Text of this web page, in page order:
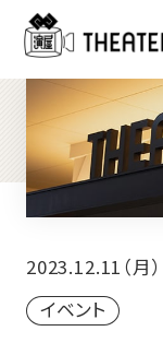
2023.12.11（月）
イベント